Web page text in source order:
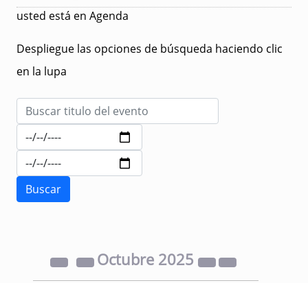
usted está en Agenda
Despliegue las opciones de búsqueda haciendo clic
en la lupa
Octubre 2025